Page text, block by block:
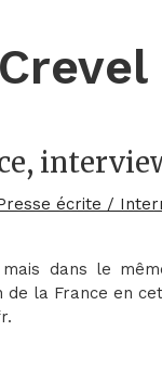
Crevel
écrite /
dans le
de la France en